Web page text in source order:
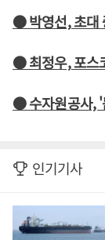
● 박영선, 초대
● 최정우, 포스
● 수자원공사, '
인기기사